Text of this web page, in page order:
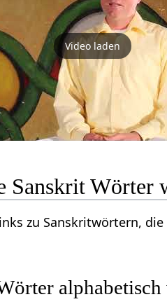
Video laden
Sanskrit Wörter
zu Sanskritwörtern,